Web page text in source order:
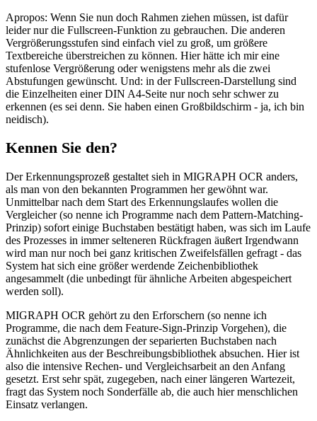
Apropos: Wenn Sie nun doch Rahmen ziehen müssen, ist dafür
leider nur die Fullscreen-Funktion zu gebrauchen. Die anderen
Vergrößerungsstufen sind einfach viel zu groß, um größere
Textbereiche überstreichen zu können. Hier hätte ich mir eine
stufenlose Vergrößerung oder wenigstens mehr als die zwei
Abstufungen gewünscht. Und: in der Fullscreen-Darstellung sind
die Einzelheiten einer DIN A4-Seite nur noch sehr schwer zu
erkennen (es sei denn. Sie haben einen Großbildschirm - ja, ich bin
neidisch).
Kennen Sie den?
Der Erkennungsprozeß gestaltet sieh in MIGRAPH OCR anders,
als man von den bekannten Programmen her gewöhnt war.
Unmittelbar nach dem Start des Erkennungslaufes wollen die
Vergleicher (so nenne ich Programme nach dem Pattern-Matching-
Prinzip) sofort einige Buchstaben bestätigt haben, was sich im Laufe
des Prozesses in immer selteneren Rückfragen äußert Irgendwann
wird man nur noch bei ganz kritischen Zweifelsfällen gefragt - das
System hat sich eine größer werdende Zeichenbibliothek
angesammelt (die unbedingt für ähnliche Arbeiten abgespeichert
werden soll).
MIGRAPH OCR gehört zu den Erforschern (so nenne ich
Programme, die nach dem Feature-Sign-Prinzip Vorgehen), die
zunächst die Abgrenzungen der separierten Buchstaben nach
Ähnlichkeiten aus der Beschreibungsbibliothek absuchen. Hier ist
also die intensive Rechen- und Vergleichsarbeit an den Anfang
gesetzt. Erst sehr spät, zugegeben, nach einer längeren Wartezeit,
fragt das System noch Sonderfälle ab, die auch hier menschlichen
Einsatz verlangen.